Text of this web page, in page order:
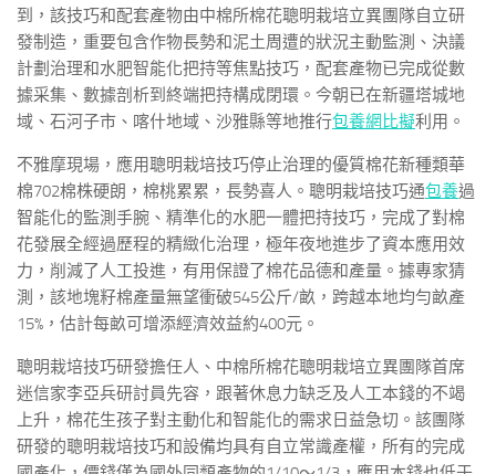
到，該技巧和配套產物由中棉所棉花聰明栽培立異團隊自立研
發制造，重要包含作物長勢和泥土周遭的狀況主動監測、決議
計劃治理和水肥智能化把持等焦點技巧，配套產物已完成從數
據采集、數據剖析到終端把持構成閉環。今朝已在新疆塔城地
域、石河子市、喀什地域、沙雅縣等地推行包養網比擬利用。
不雅摩現場，應用聰明栽培技巧停止治理的優質棉花新種類華
棉702棉株硬朗，棉桃累累，長勢喜人。聰明栽培技巧通包養過
智能化的監測手腕、精準化的水肥一體把持技巧，完成了對棉
花發展全經過歷程的精緻化治理，極年夜地進步了資本應用效
力，削減了人工投進，有用保證了棉花品德和產量。據專家猜
測，該地塊籽棉產量無望衝破545公斤/畝，跨越本地均勻畝產
15%，估計每畝可增添經濟效益約400元。
聰明栽培技巧研發擔任人、中棉所棉花聰明栽培立異團隊首席
迷信家李亞兵研討員先容，跟著休息力缺乏及人工本錢的不竭
上升，棉花生孩子對主動化和智能化的需求日益急切。該團隊
研發的聰明栽培技巧和設備均具有自立常識產權，所有的完成